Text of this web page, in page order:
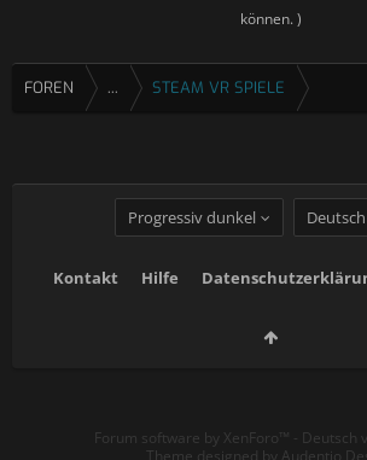
können. )
FOREN ... STEAM VR SPIELE
Progressiv dunkel
Kontakt Hilfe
Forum software by XenForo™ - Deutsch
Theme designed by Audentio